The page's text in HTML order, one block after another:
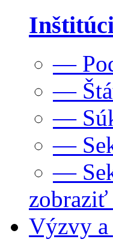
—
—
—
—
—
zobraziť
Výzvy